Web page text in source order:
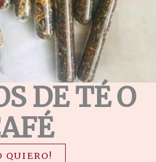
DE TÉ O
QUIERO!